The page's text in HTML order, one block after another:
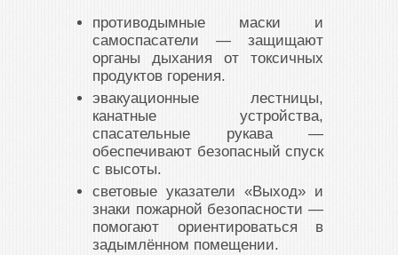
противодымные маски и
самоспасатели — защищают
органы дыхания от токсичных
продуктов горения.
эвакуационные лестницы,
канатные устройства,
спасательные рукава—
обеспечивают безопасный спуск
с высоты.
световые указатели «Выход» и
знаки пожарной безопасности —
помогают ориентироваться в
задымлённом помещении.